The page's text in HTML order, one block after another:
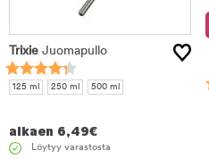
Trixie Juomapullo
125 ml 250 ml 500 ml
alkaen 6,49€
Löytyy varastosta